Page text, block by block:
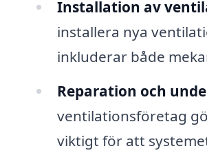
Installation av
installera nya
inkluderar både
Reparation och
ventilationsföretag
viktigt för att